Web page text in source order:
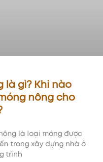
là gì? Khi nào
nông cho
là loại móng được
trong xây dựng nhà ở
trình